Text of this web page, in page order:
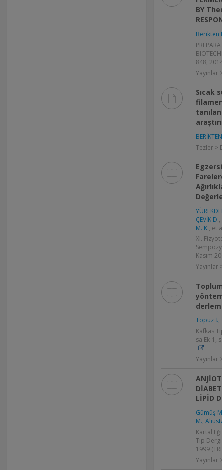
BY
Berikten
848,
Yayınlar
Sıcak
Tezler >
ÇEVİK D.,
M. K., et
XI.
Kasım
Yayınlar
Topuz İ.,
Kafkas
sa.Ek-1,
Yayınlar
LİPİD
Gümüş
M.,
Kartal
Tıp
1999
Yayınlar